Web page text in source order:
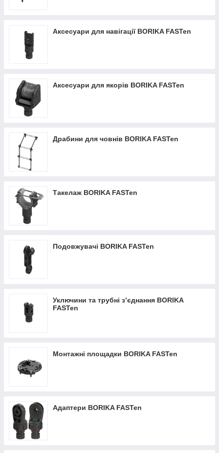
Аксесуари для навігації BORIKA FASTen
Аксесуари для якорів BORIKA FASTen
Драбини для човнів BORIKA FASTen
Такелаж BORIKA FASTen
Подовжувачі BORIKA FASTen
Уключини та трубні з’єднання BORIKA
FASTen
Монтажні площадки BORIKA FASTen
Адаптери BORIKA FASTen